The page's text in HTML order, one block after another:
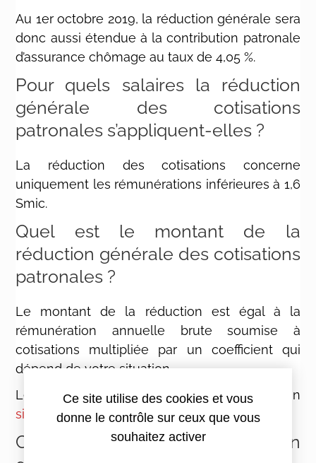
Au 1er octobre 2019, la réduction générale sera
donc aussi étendue à la contribution patronale
d’assurance chômage au taux de 4,05 %.
Pour quels salaires la réduction
générale des cotisations
patronales s’appliquent-elles ?
La réduction des cotisations concerne
uniquement les rémunérations inférieures à 1,6
Smic.
Quel est le montant de la
réduction générale des cotisations
patronales ?
Le montant de la réduction est égal à la
rémunération annuelle brute soumise à
cotisations multipliée par un coefficient qui
dépend de votre situation.
Le site des Urssaf met à disposition un
simulateur.
Comment obtenir la réduction
Ce site utilise des cookies et vous
donne le contrôle sur ceux que vous
souhaitez activer